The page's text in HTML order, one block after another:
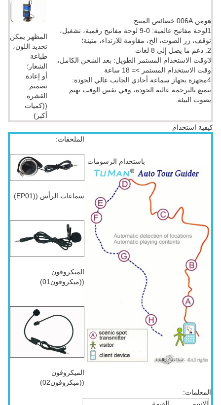
هومن 006A خصائص المنتج:
1لوحة مفاتيح عالمية: 0-9 لوحة مفاتيح رقمية، تشغيل،
توقف، زر الصوت، الخ، مقاومة للارتداء، متينة؛
2. دعم ما يصل إلى 8 لغات
3وقت الاستخدام المستمر الطويل: بعد الشحن الكامل،
وقت الاستخدام المستمر >= 18 ساعة
4مجهزة بجهاز سماعة أحادي الجانب عالي الجودة:
تتمتع بالترجمة عالية الجودة، وفي نفس الوقت تهتم
بصوت البيئة.
المظهر يمكن
تحديد اللون،
طباعة
الشعار؛
أو إعادة
تصميم
القشرة.
((كميات
أكبر)
كيفية استخدام
باستخدام الرسومات
الملحقات:
سماعات الرأس ((EP01)
الميكروفون
((ميكروفون01)
الميكروفون
((ميكروفون02)
المعلمات: